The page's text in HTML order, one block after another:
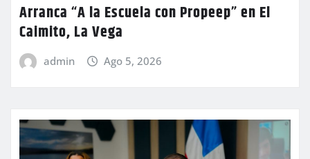
Arranca “A la Escuela con Propeep” en El
Caimito, La Vega
admin Ago 5, 2026